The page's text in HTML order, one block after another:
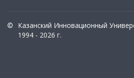
©
Казанский Инновационный
1994 - 2026 г.